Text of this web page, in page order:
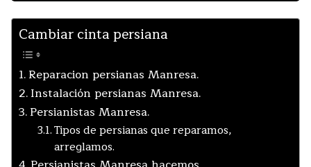
Cambiar cinta persiana
Reparacion persianas Manresa.
Instalación persianas Manresa.
Persianistas Manresa.
Tipos de persianas que reparamos,
arreglamos.